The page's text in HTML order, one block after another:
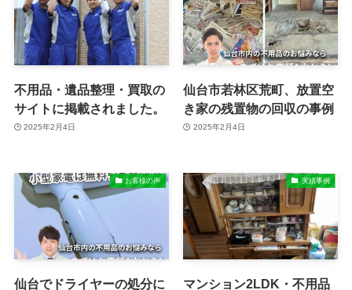
不用品・遺品整理・買取の
サイトに掲載されました。
2025年2月4日
仙台市若林区荒町、放置空
き家の残置物の回収の事例
2025年2月4日
お客様の声
仙台でドライヤーの処分に
実績事例
マンション2LDK・不用品